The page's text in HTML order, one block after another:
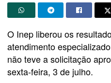
O Inep liberou os
atendimento
não teve a solicitação
sexta-feira, 3 de julho.